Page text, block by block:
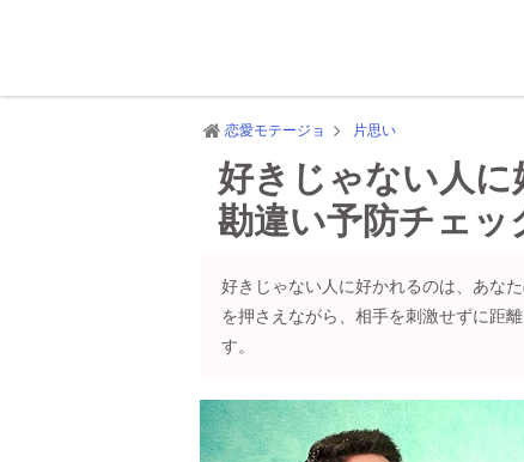
恋愛モテージョ 片思い
好きじゃない人に
勘違い予防チェッ
好きじゃない人に好かれるのは、あな
を押さえながら、相手を刺激せずに距
す。